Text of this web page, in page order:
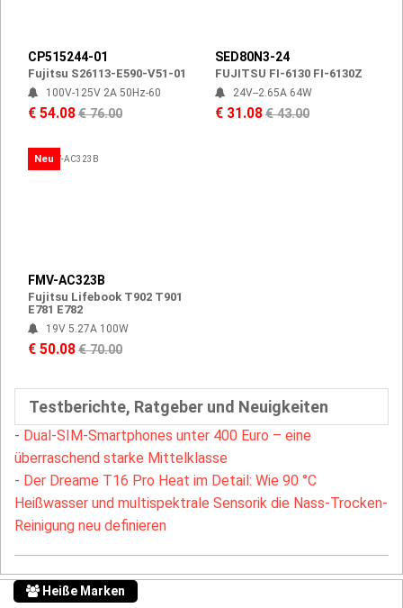
CP515244-01
Fujitsu S26113-E590-V51-01
100V-125V 2A 50Hz-60
€ 54.08€ 76.00
SED80N3-24
FUJITSU FI-6130 FI-6130Z
24V--2.65A 64W
€ 31.08€ 43.00
Neu
FMV-AC323B
Fujitsu Lifebook T902 T901
E781 E782
19V 5.27A 100W
€ 50.08€ 70.00
Testberichte, Ratgeber und Neuigkeiten
- Dual-SIM-Smartphones unter 400 Euro – eine
überraschend starke Mittelklasse
- Der Dreame T16 Pro Heat im Detail: Wie 90 °C
Heißwasser und multispektrale Sensorik die Nass-Trocken-
Reinigung neu definieren
Heiße Marken